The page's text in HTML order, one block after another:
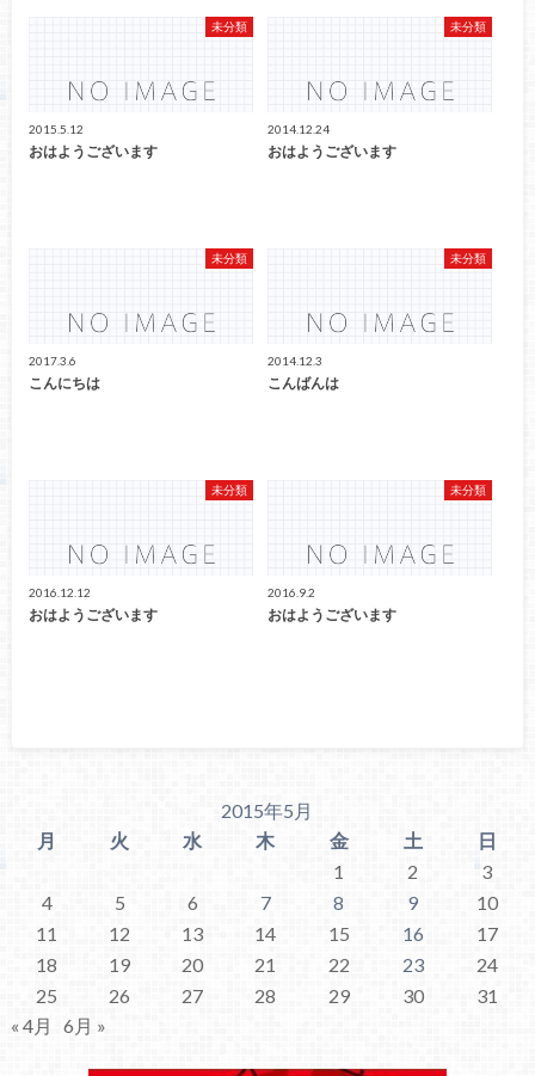
未分類
2015.5.12
おはようございます
未分類
2014.12.24
おはようございます
未分類
2017.3.6
こんにちは
未分類
2014.12.3
こんばんは
未分類
2016.12.12
おはようございます
未分類
2016.9.2
おはようございます
2015年5月
月
火 水 木 金 土
日
1
2
3
4
5 6 7 8 9
10
11
12 13 14 15 16
17
18
19 20 21 22 23
24
25
26 27 28 29 30
31
« 4月
6月 »